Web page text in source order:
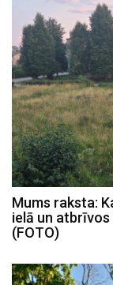
Mums raksta:
ielā un
(FOTO)